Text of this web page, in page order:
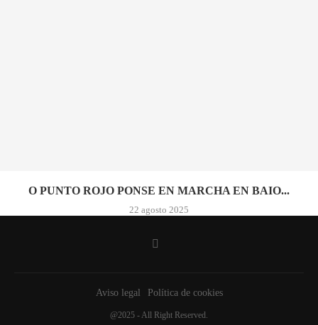
O PUNTO ROJO PONSE EN MARCHA EN BAIO...
22 agosto 2025
Aviso legal Política de cookies
@2025 - All Right Reserved.